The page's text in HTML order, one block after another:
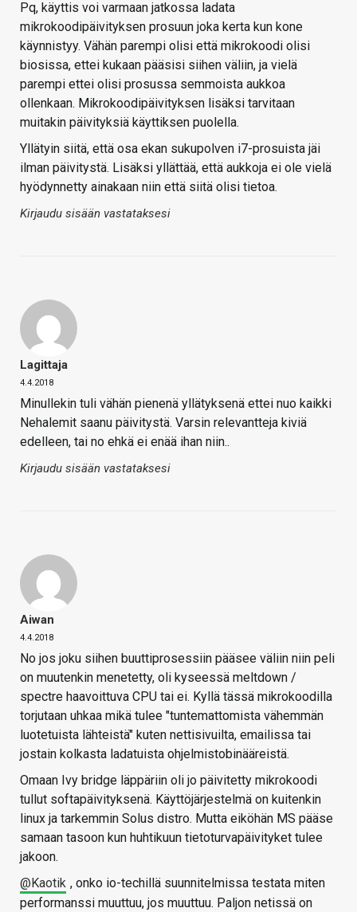
Pq, käyttis voi varmaan jatkossa ladata
mikrokoodipäivityksen prosuun joka kerta kun kone
käynnistyy. Vähän parempi olisi että mikrokoodi olisi
biosissa, ettei kukaan pääsisi siihen väliin, ja vielä
parempi ettei olisi prosussa semmoista aukkoa
ollenkaan. Mikrokoodipäivityksen lisäksi tarvitaan
muitakin päivityksiä käyttiksen puolella.
Yllätyin siitä, että osa ekan sukupolven i7-prosuista jäi
ilman päivitystä. Lisäksi yllättää, että aukkoja ei ole vielä
hyödynnetty ainakaan niin että siitä olisi tietoa.
Kirjaudu sisään vastataksesi
Lagittaja
4.4.2018
Minullekin tuli vähän pienenä yllätyksenä ettei nuo kaikki
Nehalemit saanu päivitystä. Varsin relevantteja kiviä
edelleen, tai no ehkä ei enää ihan niin..
Kirjaudu sisään vastataksesi
Aiwan
4.4.2018
No jos joku siihen buuttiprosessiin pääsee väliin niin peli
on muutenkin menetetty, oli kyseessä meltdown /
spectre haavoittuva CPU tai ei. Kyllä tässä mikrokoodilla
torjutaan uhkaa mikä tulee "tuntemattomista vähemmän
luotetuista lähteistä" kuten nettisivuilta, emailissa tai
jostain kolkasta ladatuista ohjelmistobinääreistä.
Omaan Ivy bridge läppäriin oli jo päivitetty mikrokoodi
tullut softapäivityksenä. Käyttöjärjestelmä on kuitenkin
linux ja tarkemmin Solus distro. Mutta eiköhän MS pääse
samaan tasoon kun huhtikuun tietoturvapäivityket tulee
jakoon.
@Kaotik , onko io-techillä suunnitelmissa testata miten
performanssi muuttuu, jos muuttuu. Paljon netissä on